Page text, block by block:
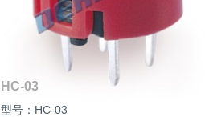
HC-03
型号：HC-03